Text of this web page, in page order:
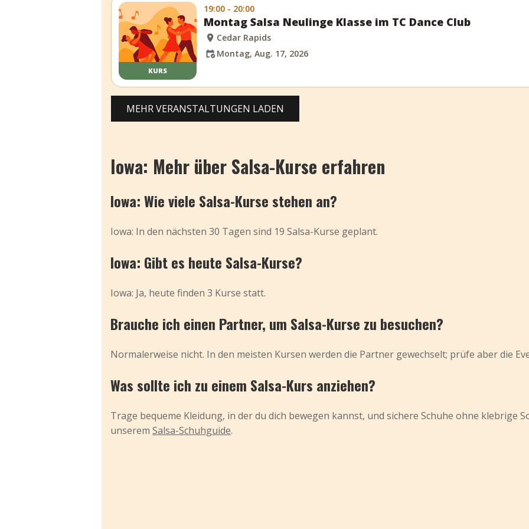
KURS
19:00 - 20:00
Montag Salsa Neulinge Klasse im TC Dance Club
Cedar Rapids
Montag, Aug. 17, 2026
MEHR VERANSTALTUNGEN LADEN
Iowa: Mehr über Salsa-Kurse erfahren
Iowa: Wie viele Salsa-Kurse stehen an?
Iowa: In den nächsten 30 Tagen sind 19 Salsa-Kurse geplant.
Iowa: Gibt es heute Salsa-Kurse?
Iowa: Ja, heute finden 3 Kurse statt.
Brauche ich einen Partner, um Salsa-Kurse zu besuchen?
Normalerweise nicht. In den meisten Kursen werden die Partner gewechselt; prüfe aber die
Was sollte ich zu einem Salsa-Kurs anziehen?
Trage bequeme Kleidung, in der du dich bewegen kannst, und sichere Schuhe ohne klebrige
unserem Salsa-Schuhguide.